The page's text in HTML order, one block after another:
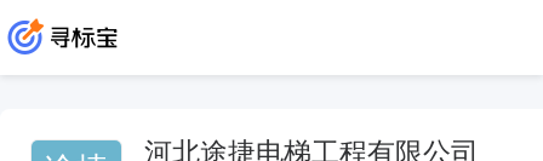
河北途捷电梯工程有限公司